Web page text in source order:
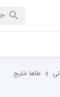
طاها خلیج